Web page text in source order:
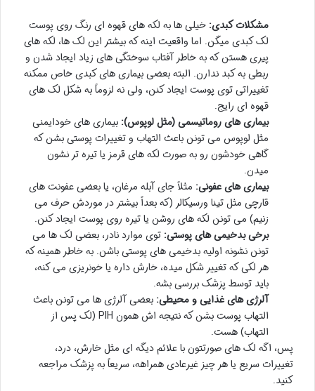
مشکلات کبدی: خیلی ها به لکه های قهوه ای رنگ روی پوست
لک کبدی میگن. اما واقعیت اینه که بیشتر این لک ها، لکه های
پیری هستن که به خاطر آفتاب سوختگی های زیاد ایجاد شدن و
ربطی به کبد ندارن. البته بعضی بیماری های کبدی خاص ممکنه
تغییراتی توی پوست ایجاد کنن، ولی نه لزوماً به شکل لک های
قهوه ای رایج.
بیماری های روماتیسمی (مثل لوپوس): بیماری های خودایمنی
مثل لوپوس می تونن باعث التهاب و تغییرات پوستی بشن که
گاهی خودشون رو به صورت لکه های قرمز یا تیره تر نشون
میدن.
بیماری های عفونی: مثلاً جای آبله مرغان، یا بعضی عفونت های
قارچی مثل تینا ورسیکالر (که بعداً بیشتر در موردش حرف می
زنیم) می تونن لکه های روشن یا تیره روی پوست ایجاد کنن.
برخی بدخیمی های پوستی: توی موارد نادر، بعضی لک ها می
تونن نشونه اولیه بدخیمی های پوستی باشن. به خاطر همینه که
هر لکی که تغییر شکل میده، خارش داره یا خونریزی می کنه،
باید توسط پزشک بررسی بشه.
آلرژی های غذایی و محیطی: بعضی آلرژی ها می تونن باعث
التهاب پوست بشن که نتیجه اش همون PIH (لک پس از
التهاب) هست.
پس، اگه لک های صورتتون با علائم دیگه ای مثل خارش، درد،
تغییرات سریع یا هر چیز غیرعادی همراهه، سریعاً به پزشک مراجعه
کنید.